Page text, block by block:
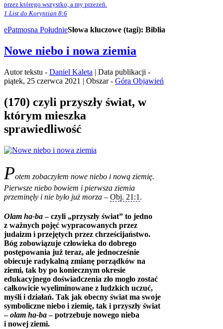
przez którego wszystko, a my przezeń.
1 List do Koryntian 8:6
ePatmosna PołudnieSłowa kluczowe (tagi): Biblia
Nowe niebo i nowa ziemia
Autor tekstu - Daniel Kaleta | Data publikacji -
piątek, 25 czerwca 2021 | Obszar - Góra Objawień
(170) czyli przyszły świat, w
którym mieszka
sprawiedliwość
Potem zobaczyłem nowe niebo i nową ziemię.
Pierwsze niebo bowiem i pierwsza ziemia
przeminęły i nie było już morza – Obj. 21:1 .
Olam ha-ba– czyli „przyszły świat” to jedno
z ważnych pojęć wypracowanych przez
judaizm i przejętych przez chrześcijaństwo.
Bóg zobowiązuje człowieka do dobrego
postępowania już teraz, ale jednocześnie
obiecuje radykalną zmianę porządków na
ziemi, tak by po koniecznym okresie
edukacyjnego doświadczenia zło mogło zostać
całkowicie wyeliminowane z ludzkich uczuć,
myśli i działań. Tak jak obecny świat ma swoje
symboliczne niebo i ziemię, tak i przyszły świat
–olam ha-ba– potrzebuje nowego nieba
i nowej ziemi.